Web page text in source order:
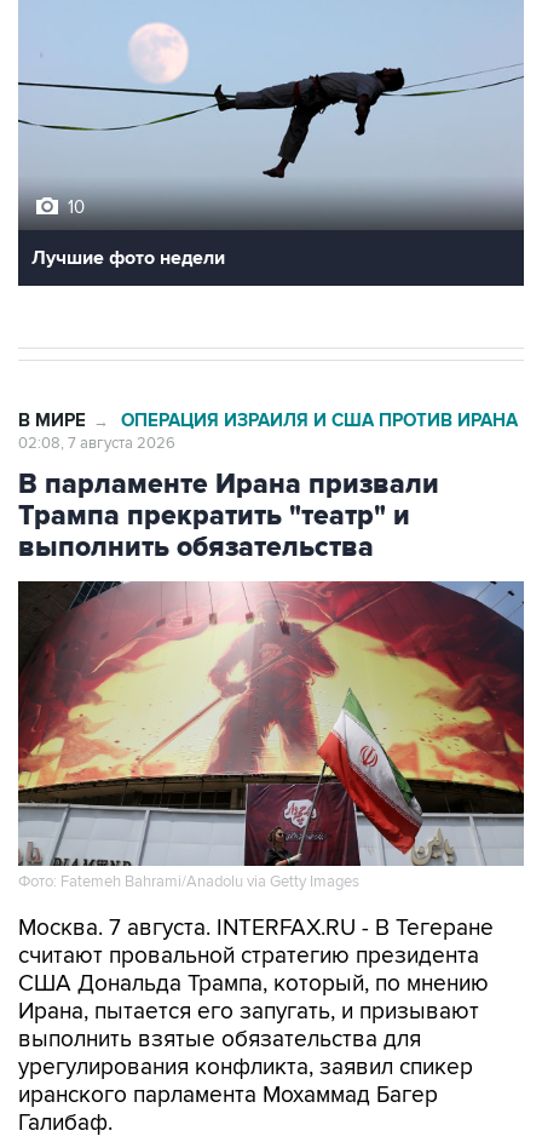
Лучшие фото недели
В парламенте Ирана призвали
Трампа прекратить "театр" и
выполнить обязательства
Фото: Fatemeh Bahrami/Anadolu via Getty Images
Москва. 7 августа. INTERFAX.RU - В Тегеране
США Дональда Трампа, который, по мнению
Ирана, пытается его запугать, и призывают
выполнить взятые обязательства для
урегулирования конфликта, заявил спикер
иранского парламента Мохаммад Багер
Галибаф.
В МИРЕ